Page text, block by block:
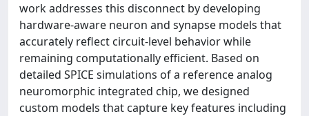
work addresses this disconnect by developing
hardware-aware neuron and synapse models that
accurately reflect circuit-level behavior while
remaining computationally efficient. Based on
detailed SPICE simulations of a reference analog
neuromorphic integrated chip, we designed
custom models that capture key features including